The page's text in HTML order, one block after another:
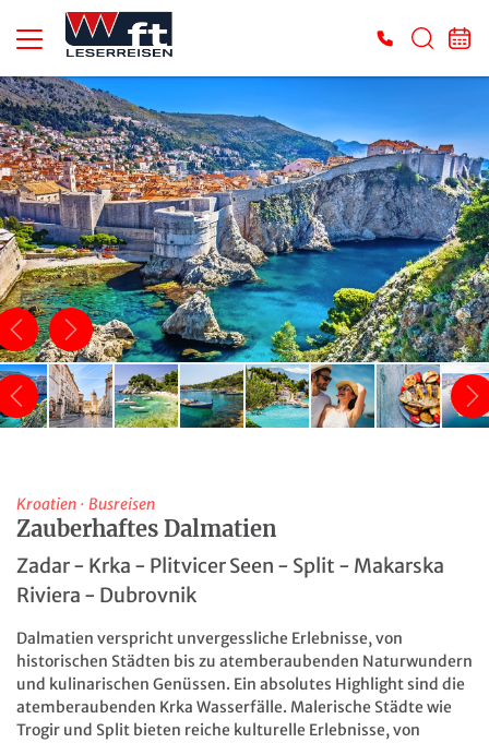
Es konnten keine gültigen Angebote gefunden werden. Bitte wenden Sie sich an
unser Service-Center.
Kroatien · Busreisen
Zauberhaftes Dalmatien
Zadar - Krka - Plitvicer Seen - Split - Makarska
Riviera - Dubrovnik
Dalmatien verspricht unvergessliche Erlebnisse, von
historischen Städten bis zu atemberaubenden Naturwundern
und kulinarischen Genüssen. Ein absolutes Highlight sind die
atemberaubenden Krka Wasserfälle. Malerische Städte wie
Trogir und Split bieten reiche kulturelle Erlebnisse, von